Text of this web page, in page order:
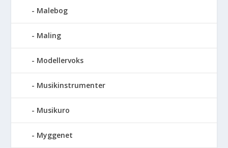
Malebog
Maling
Modellervoks
Musikinstrumenter
Musikuro
Myggenet